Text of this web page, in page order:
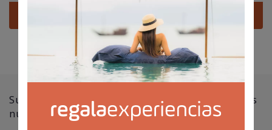
Suscríbete a nuestra newsletter y no te pierdas
nuestras